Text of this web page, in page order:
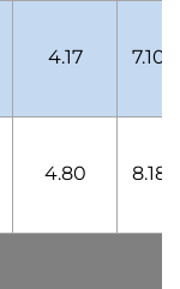
4.17 7.10
4.80 8.18